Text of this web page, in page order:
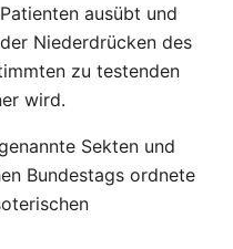
ausübt und
Niederdrücken des
zu testenden
wird.
Sekten und
Bundestags ordnete